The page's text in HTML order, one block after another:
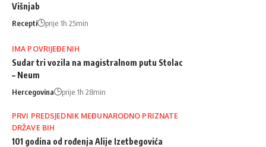
Višnjab
Recepti prije 1h 25min
IMA POVRIJEĐENIH
Sudar tri vozila na magistralnom putu Stolac
– Neum
Hercegovina prije 1h 28min
PRVI PREDSJEDNIK MEĐUNARODNO PRIZNATE
DRŽAVE BIH
101 godina od rođenja Alije Izetbegovića